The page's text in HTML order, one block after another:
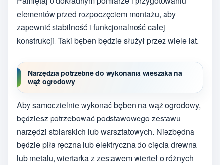
elementów przed rozpoczęciem montażu, aby
zapewnić stabilność i funkcjonalność całej
konstrukcji. Taki bęben będzie służył przez wiele lat.
Narzędzia potrzebne do wykonania wieszaka na
wąż ogrodowy
Aby samodzielnie wykonać bęben na wąż ogrodowy,
będziesz potrzebować podstawowego zestawu
narzędzi stolarskich lub warsztatowych. Niezbędna
będzie piła ręczna lub elektryczna do cięcia drewna
lub metalu, wiertarka z zestawem wierteł o różnych